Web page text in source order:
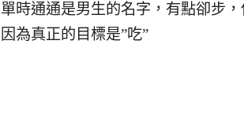
時通通是男生的名字，有點卻步
為真正的目標是”吃”